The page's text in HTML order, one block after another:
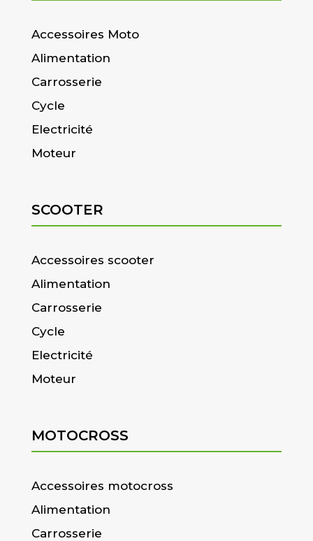
Accessoires Moto
Alimentation
Carrosserie
Cycle
Electricité
Moteur
SCOOTER
Accessoires scooter
Alimentation
Carrosserie
Cycle
Electricité
Moteur
MOTOCROSS
Accessoires motocross
Alimentation
Carrosserie